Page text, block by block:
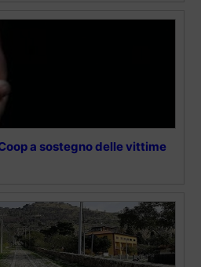
a sostegno delle vittime